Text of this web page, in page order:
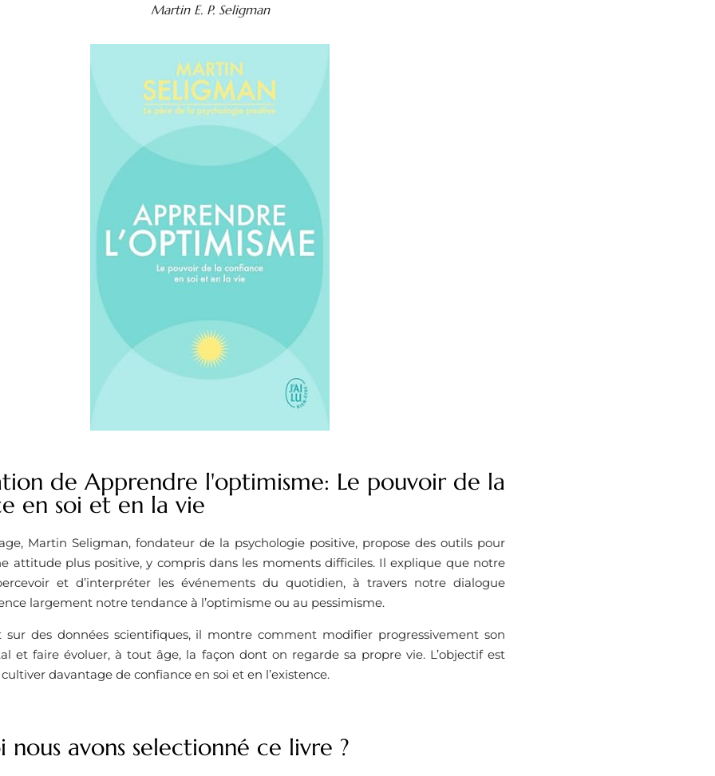
Martin E. P. Seligman
de Apprendre l'optimisme: Le pouvoir de la
en soi et en la vie
Martin Seligman, fondateur de la psychologie positive, propose des outils pour
attitude plus positive, y compris dans les moments difficiles. Il explique que notre
et d’interpréter les événements du quotidien, à travers notre dialogue
largement notre tendance à l’optimisme ou au pessimisme.
sur des données scientifiques, il montre comment modifier progressivement son
et faire évoluer, à tout âge, la façon dont on regarde sa propre vie. L’objectif est
davantage de confiance en soi et en l’existence.
nous avons selectionné ce livre ?